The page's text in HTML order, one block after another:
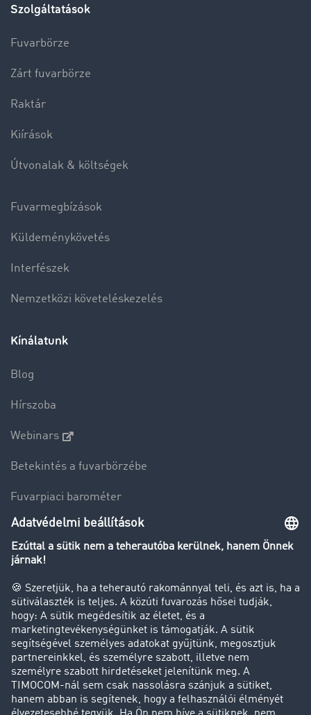
Szolgáltatások
Fuvarbörze
Zárt fuvarbörze
Raktár
Kiírások
Útvonalak & költségek
Fuvarmegbízások
Küldeménykövetés
Interfészek
Nemzetközi követeléskezelés
Kínálatunk
Blog
Hírszoba
Webinars
Betekintés a fuvarbörzébe
Fuvarpiaci barométer
Transzportlexikon
Tehergépkocsi-forgalomkorlátozás
Cég
Sikertörténetek
Ügyfél hoz ügyfelet
Jogi információk